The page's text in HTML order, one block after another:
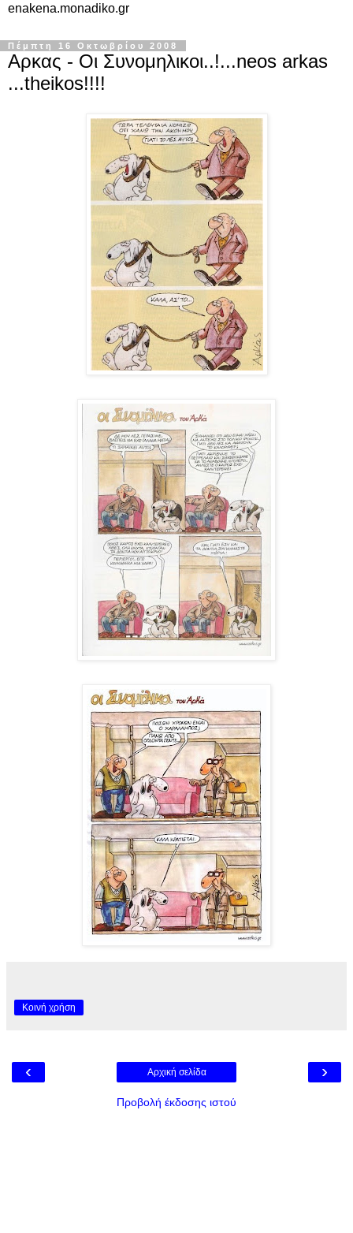
enakena.monadiko.gr
Πέμπτη 16 Οκτωβρίου 2008
Αρκας - Οι Συνομηλικοι..!...neos arkas
...theikos!!!!
Κοινή χρήση
‹ ›
Αρχική σελίδα
Προβολή έκδοσης ιστού